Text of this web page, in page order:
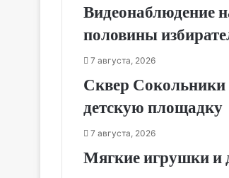
Видеонаблюдение
половины
7 августа, 2026
Сквер Сокольники
детскую площадку
7 августа, 2026
Мягкие игрушки и